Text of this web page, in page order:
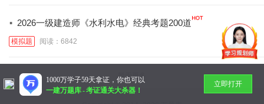
· 2026一级建造师《水利水电》经典考题200道
模拟题 阅读：6842
暂无更多
1000万学子59天拿证，你也可以
一建万题库-考证通关大杀器！
立即打开